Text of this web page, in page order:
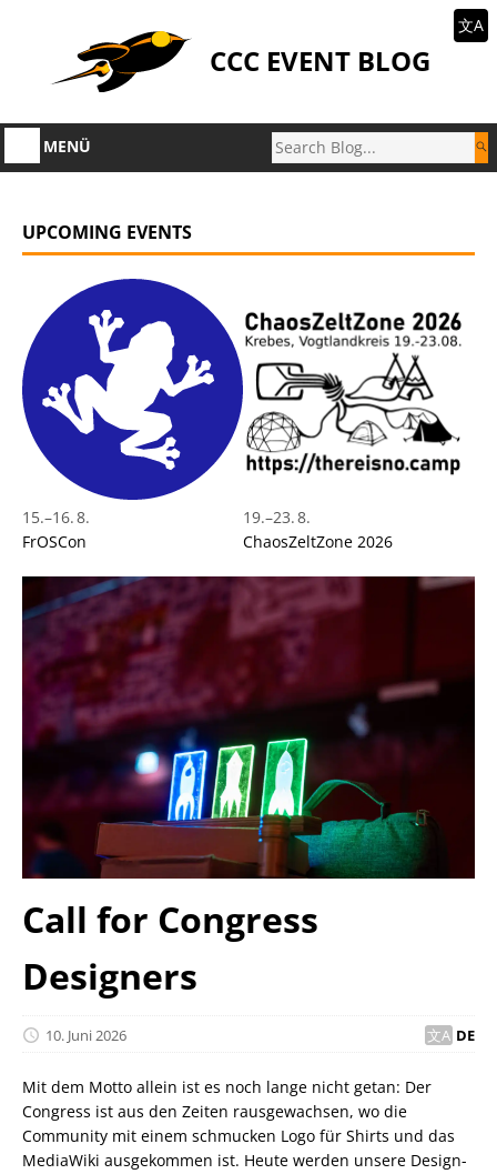
CCC EVENT BLOG
文A
MENÜ
UPCOMING EVENTS
15.–16. 8.
FrOSCon
19.–23. 8.
ChaosZeltZone 2026
Call for Congress
Designers
10. Juni 2026 DE
Mit dem Motto allein ist es noch lange nicht getan: Der
Congress ist aus den Zeiten rausgewachsen, wo die
Community mit einem schmucken Logo für Shirts und das
MediaWiki ausgekommen ist. Heute werden unsere Design-